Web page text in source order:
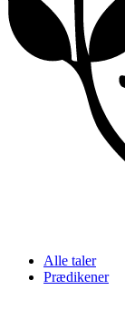
Alle taler
Prædikener